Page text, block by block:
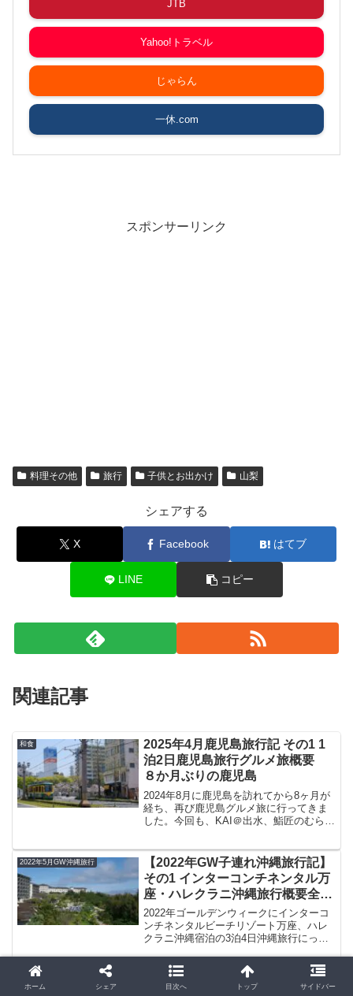
JTB
Yahoo!トラベル
じゃらん
一休.com
スポンサーリンク
料理その他 旅行 子供とお出かけ 山梨
シェアする
X Facebook はてブ
LINE コピー
関連記事
和食
2025年4月鹿児島旅行記 その1 1
泊2日鹿児島旅行グルメ旅概要
８か月ぶりの鹿児島
2024年8月に鹿児島を訪れてから8ヶ月が
経ち、再び鹿児島グルメ旅に行ってきま
した。今回も、KAI＠出水、鮨匠のむら＠
リーをいただいた食の旅です。今回はこ
こから、概要、...
2022年5月GW沖縄旅行
【2022年GW子連れ沖縄旅行記】
その1 インターコンチネンタル万
座・ハレクラニ沖縄旅行概要全体
まとめ 旅行スケジュールをブロ
グで紹介
2022年ゴールデンウィークにインターコ
ンチネンタルビーチリゾート万座、ハレ
クラニ沖縄宿泊の3泊4日沖縄旅行にって
と、気づいたこと、旅のヒントも書きた
いと思いますので、読んでいただいた皆
さんの一助となれば幸いです。
【2022年夏休み子連れ小浜島旅
ホーム シェア 目次へ トップ サイドバー